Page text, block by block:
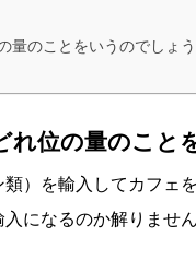
量のことをいうのでしょう
れ位の量のこと
）を輸入してカフェ
になるのか解りません